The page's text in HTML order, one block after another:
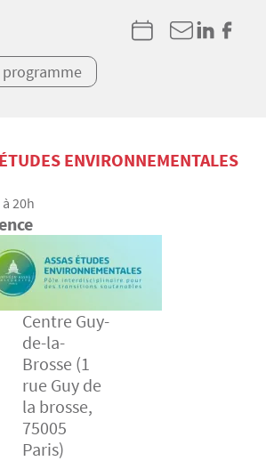
ENVIRONNEMENTALES
20h
Centre Guy-
de-la-
Brosse (1
rue Guy de
la brosse,
75005
Paris)